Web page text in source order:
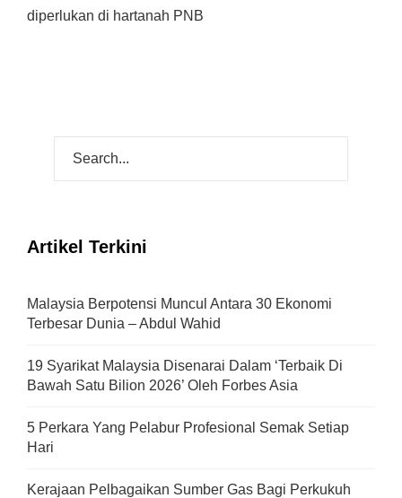
diperlukan di hartanah PNB
Artikel Terkini
Malaysia Berpotensi Muncul Antara 30 Ekonomi
Terbesar Dunia – Abdul Wahid
19 Syarikat Malaysia Disenarai Dalam ‘Terbaik Di
Bawah Satu Bilion 2026’ Oleh Forbes Asia
5 Perkara Yang Pelabur Profesional Semak Setiap
Hari
Kerajaan Pelbagaikan Sumber Gas Bagi Perkukuh